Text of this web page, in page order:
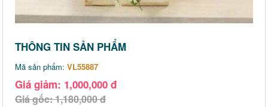
THÔNG TIN SẢN PHẨM
Mã sản phẩm: VL55887
Giá giảm: 1,000,000 đ
Giá gốc: 1,180,000 đ